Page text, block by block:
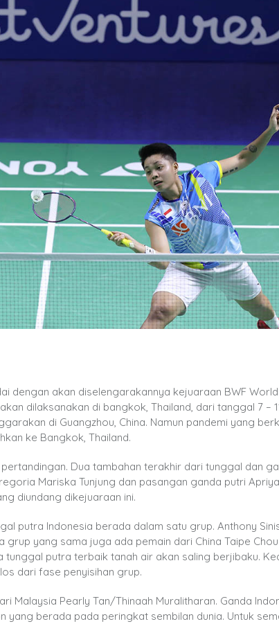
dengan akan diselengarakannya kejuaraan BWF World
dilaksanakan di bangkok, Thailand, dari tanggal 7 –
di Guangzhou, China. Namun pandemi yang
ke Bangkok, Thailand.
Dua tambahan terakhir dari tunggal dan
Mariska Tunjung dan pasangan ganda putri
diundang dikejuaraan ini.
putra Indonesia berada dalam satu grup. Anthony
yang sama juga ada pemain dari China Taipe Chou
putra terbaik tanah air akan saling berjibaku.
dari fase penyisihan grup.
Malaysia Pearly Tan/Thinaah Muralitharan. Ganda
yang berada pada peringkat sembilan dunia. Untuk